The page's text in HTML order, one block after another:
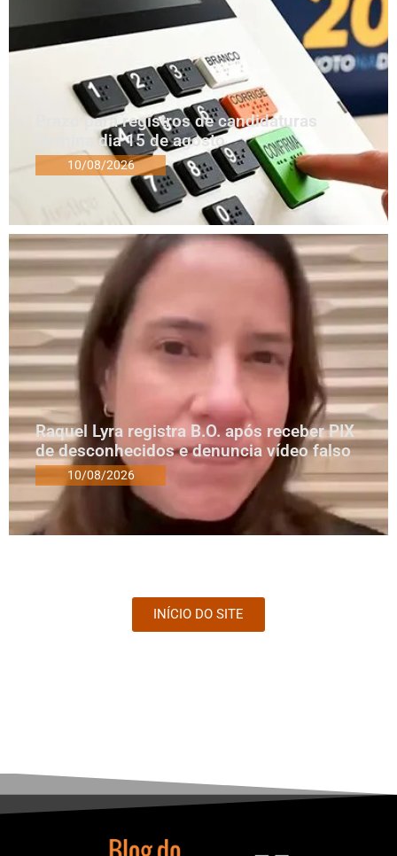
Prazo para registros de candidaturas
termina dia 15 de agosto
10/08/2026
Raquel Lyra registra B.O. após receber PIX
de desconhecidos e denuncia vídeo falso
10/08/2026
INÍCIO DO SITE